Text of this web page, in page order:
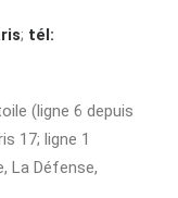
; tél:
(ligne 6 depuis
17; ligne 1
La Défense,